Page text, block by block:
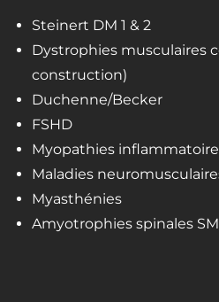
Steinert DM 1 & 2
Dystrophies musculaires
construction)
Duchenne/Becker
FSHD
Myopathies
Maladies
Myasthénies
Amyotrophies spinales